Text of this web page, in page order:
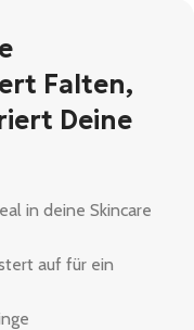
Falten,
Deine
in deine Skincare
auf für ein